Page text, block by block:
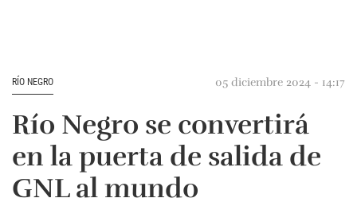
RÍO NEGRO 05 diciembre 2024 - 14:17
Río Negro se convertirá
en la puerta de salida de
GNL al mundo